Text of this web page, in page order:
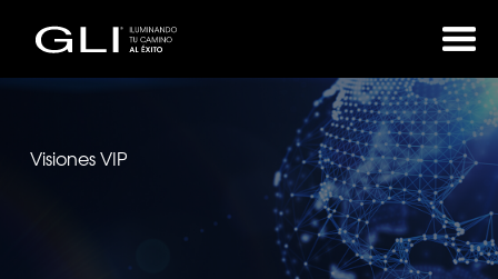
Visiones VIP